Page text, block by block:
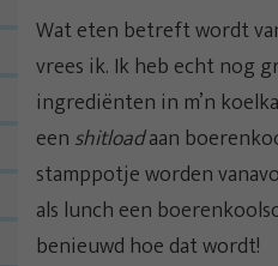
Wat eten betreft wordt
vrees ik. Ik heb echt nog
ingrediënten in m’n
een shitloadaan
stamppotje worden
als lunch een
benieuwd hoe dat wordt!